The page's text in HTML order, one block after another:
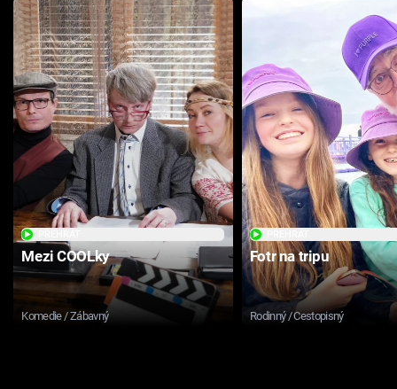
Mezi COOLky
Komedie / Zábavný
Fotr na tripu
Rodinný / Cestopisný